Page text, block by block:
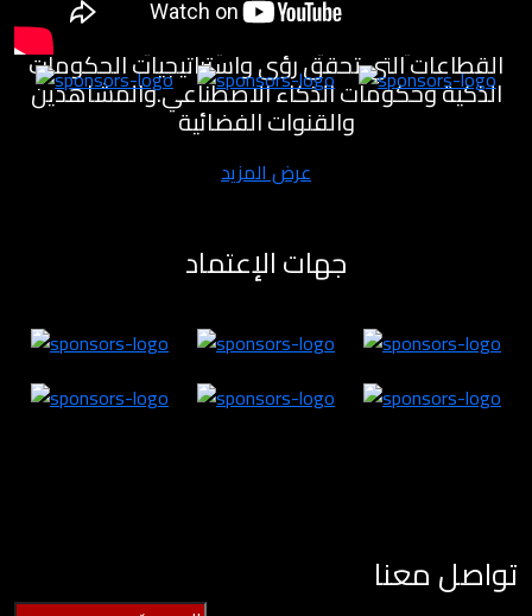
والصناعي والصحي والسياحي والفني وغيره من
القطاعات التي تحقق رؤى واستراتيجيات الحكومات
الذكية وحكومات الذكاء الاصطناعي.والمشاهدين
والقنوات الفضائية
عرض المزيد
جهات الإعتماد
تواصل معنا